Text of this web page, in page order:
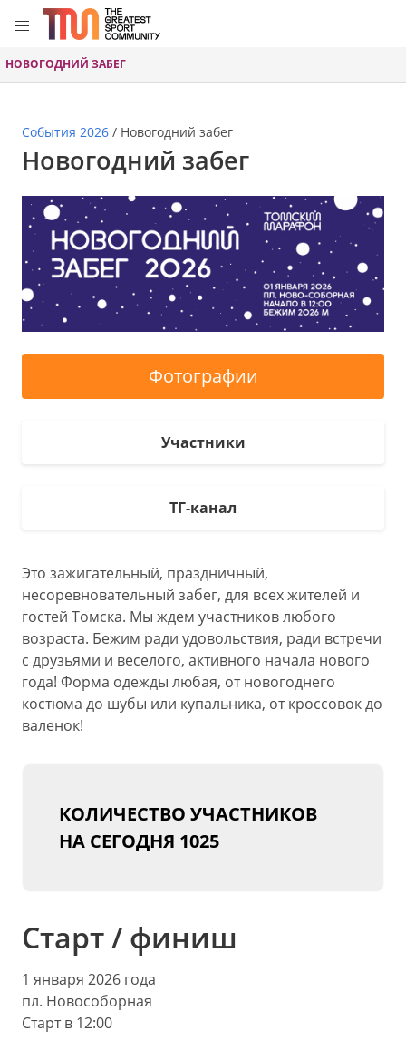
НОВОГОДНИЙ ЗАБЕГ
События 2026 / Новогодний забег
Новогодний забег
Фотографии
Участники
ТГ-канал
Это зажигательный, праздничный,
несоревновательный забег, для всех жителей и
гостей Томска. Мы ждем участников любого
возраста. Бежим ради удовольствия, ради встречи
с друзьями и веселого, активного начала нового
года! Форма одежды любая, от новогоднего
костюма до шубы или купальника, от кроссовок до
валенок!
КОЛИЧЕСТВО УЧАСТНИКОВ
НА СЕГОДНЯ 1025
Старт / финиш
1 января 2026 года
пл. Новособорная
Старт в 12:00